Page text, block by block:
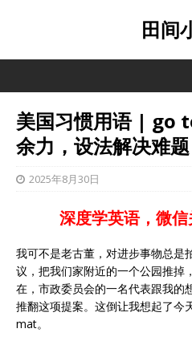
田间
美国习惯用语 | go
余力，设法解决难题
2025年8月30日
深度学英语，微
我可不是老古董，对进步事物总是
议，把我们家附近的一个公园推掉
在，市政委员会的一名代表跟我的
推翻这项提案。这倒让我想起了
mat。